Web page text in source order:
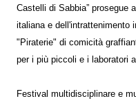
Castelli di Sabbia” prosegue
italiana e dell'intrattenimento
"Piraterie" di comicità
per i più piccoli e i laboratori
Festival multidisciplinare e